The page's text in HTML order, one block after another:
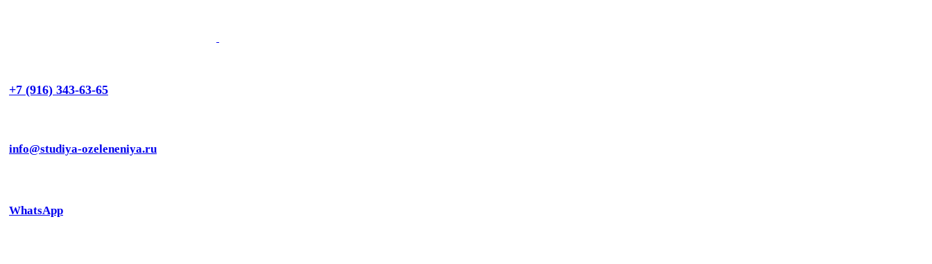
+7 (916) 343-63-65
info@studiya-ozeleneniya.ru
WhatsApp